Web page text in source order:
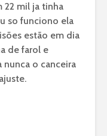
mil ja tinha
so funciono ela
estão em dia
de farol e
nunca o canceira